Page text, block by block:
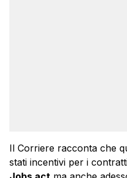
Il Corriere racconta che
stati incentivi per i